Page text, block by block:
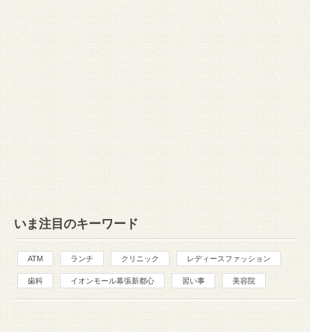
いま注目のキーワード
ATM ランチ クリニック レディースファッション
歯科 イオンモール幕張新都心 習い事 美容院